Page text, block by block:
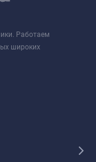
Работаем
широких